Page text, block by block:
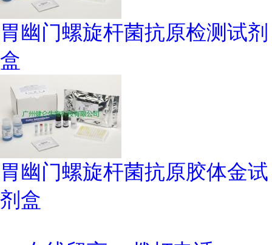
胃幽门螺旋杆菌抗原检测试剂
盒
胃幽门螺旋杆菌抗原胶体金试
剂盒